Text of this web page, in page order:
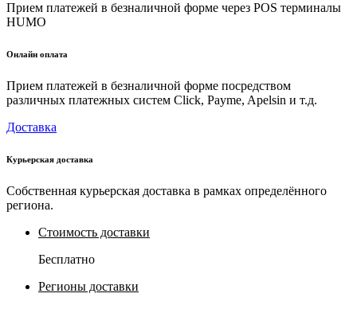
Прием платежей в безналичной форме через POS терминалы
HUMO
Онлайн оплата
Прием платежей в безналичной форме посредством
различных платежных систем Click, Payme, Apelsin и т.д.
Доставка
Курьерская доставка
Собственная курьерская доставка в рамках определённого
региона.
Стоимость доставки
Бесплатно
Регионы доставки